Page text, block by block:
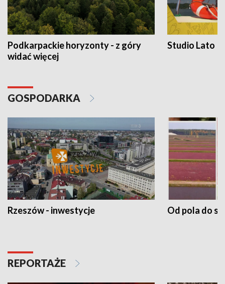
Podkarpackie horyzonty - z góry
widać więcej
Studio Lato
GOSPODARKA
Rzeszów - inwestycje Od pola do
REPORTAŻE